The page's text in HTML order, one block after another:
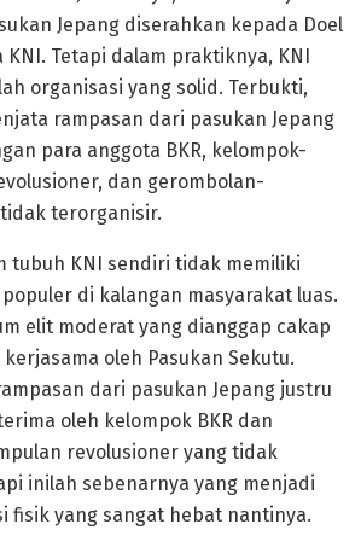
Jepang diserahkan kepada Doel
Tetapi dalam praktiknya, KNI
organisasi yang solid. Terbukti,
rampasan dari pasukan Jepang
para anggota BKR, kelompok-
dan gerombolan-
terorganisir.
tubuh KNI sendiri tidak memiliki
di kalangan masyarakat luas.
elit moderat yang dianggap cakap
oleh Pasukan Sekutu.
dari pasukan Jepang justru
oleh kelompok BKR dan
revolusioner yang tidak
inilah sebenarnya yang menjadi
fisik yang sangat hebat nantinya.